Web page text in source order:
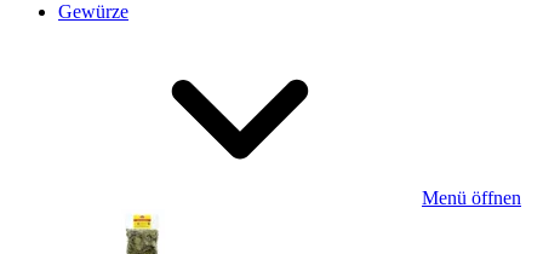
Gewürze
Menü öffnen